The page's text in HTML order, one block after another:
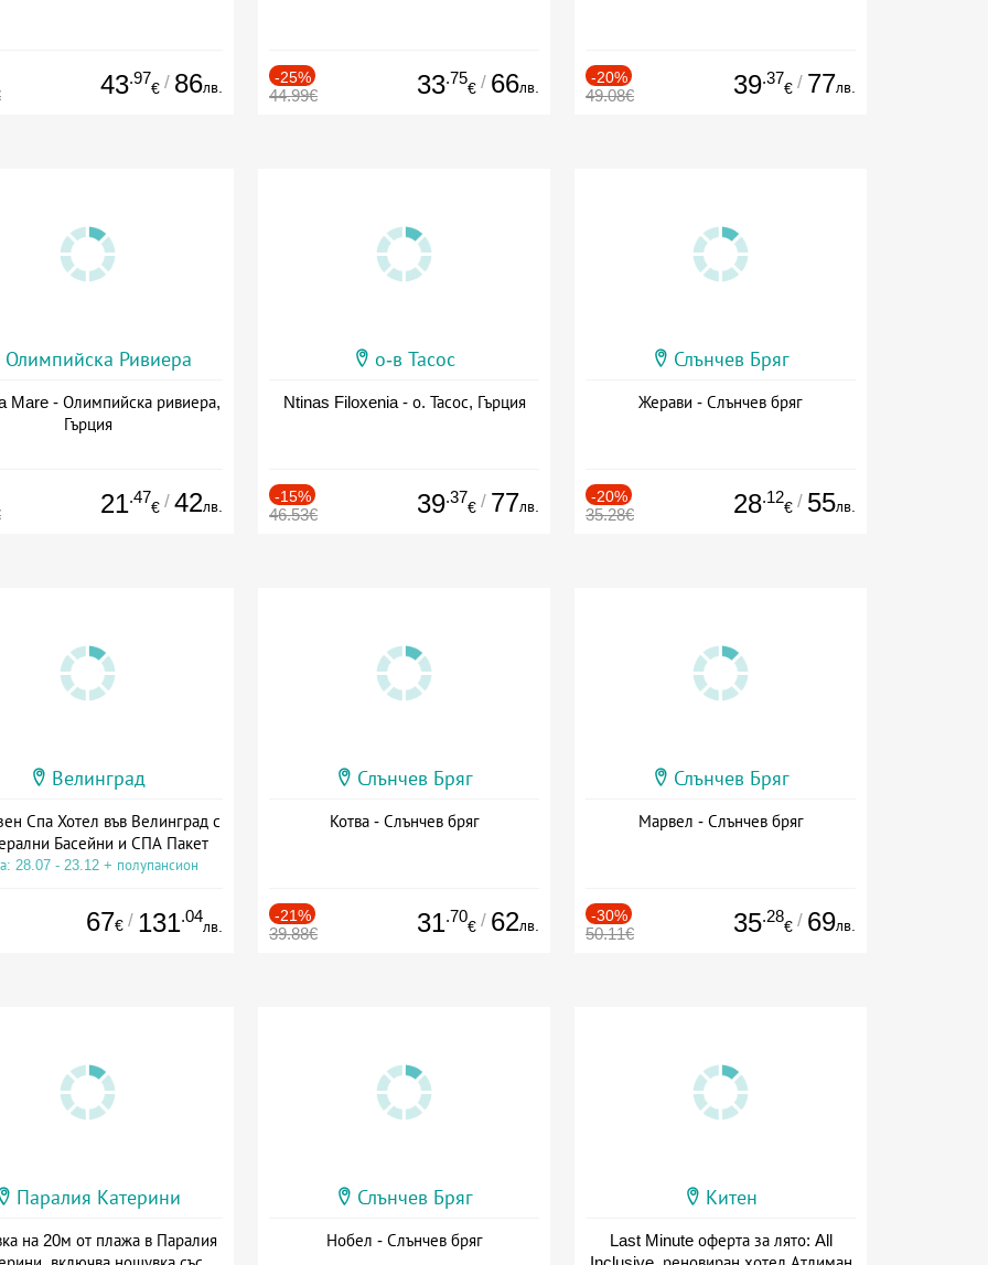
43.97
€ / 86лв.
-25%
44.99€ 33.75
€ / 66лв.
-20%
49.08€ 39.37
€ / 77лв.
Олимпийска Ривиера
Mare - Олимпийска ривиера,
Гърция
21.47
€ / 42лв.
о-в Тасос
Ntinas Filoxenia - о. Тасос, Гърция
-15%
46.53€ 39.37
€ / 77лв.
Слънчев Бряг
Жерави - Слънчев бряг
-20%
35.28€ 28.12
€ / 55лв.
Велинград
Спа Хотел във Велинград с
Басейни и СПА Пакет
28.07 - 23.12 + полупансион
67€ / 131.04
лв.
Слънчев Бряг
Котва - Слънчев бряг
-21%
39.88€ 31.70
€ / 62лв.
Слънчев Бряг
Марвел - Слънчев бряг
-30%
50.11€ 35.28
€ / 69лв.
Паралия Катерини
на 20м от плажа в Паралия
Слънчев Бряг
Нобел - Слънчев бряг
Китен
Last Minute оферта за лято: All